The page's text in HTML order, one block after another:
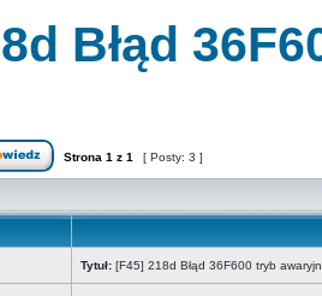
Błąd
Strona 1 z 1 [ Posty: 3 ]
Tytuł: [F45] 218d Błąd 36F600 tryb